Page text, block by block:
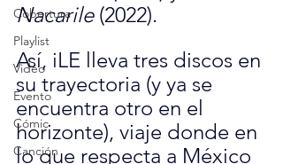
Cobertura
Playlist
Video
Evento
Cómic
Canción
Nacarile (2022).
Así, iLE lleva tres discos en
su trayectoria (y ya se
encuentra otro en el
horizonte), viaje donde en
lo que respecta a México